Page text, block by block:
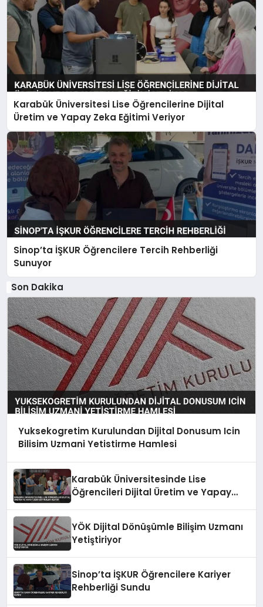
Karabük Üniversitesi Lise Öğrencilerine Dijital
Üretim ve Yapay Zeka Eğitimi Veriyor
Sinop’ta İŞKUR Öğrencilere Tercih Rehberliği
Sunuyor
Son Dakika
Yuksekogretim Kurulundan Dijital Donusum Icin
Bilisim Uzmani Yetistirme Hamlesi
Karabük Üniversitesinde Lise
Öğrencileri Dijital Üretim ve Yapay
YÖK Dijital Dönüşümle Bilişim Uzmanı
Yetiştiriyor
Sinop’ta İŞKUR Öğrencilere Kariyer
Rehberliği Sundu